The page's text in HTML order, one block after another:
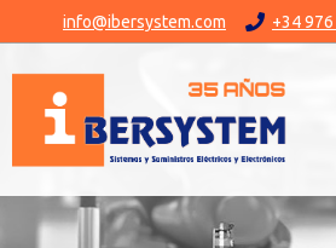
info@ibersystem.com +34